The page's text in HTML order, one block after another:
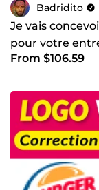
Badridito
Je vais
pour votre
From $106.59